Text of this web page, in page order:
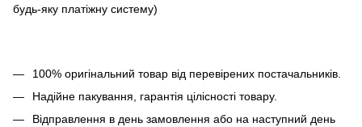
будь-яку платіжну систему)
100% оригінальний товар від перевірених постачальників.
Надійне пакування, гарантія цілісності товару.
Відправлення в день замовлення або на наступний день